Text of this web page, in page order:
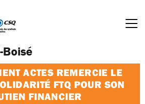
Boisé
ACTES REMERCIE LE
FTQ POUR SON
FINANCIER